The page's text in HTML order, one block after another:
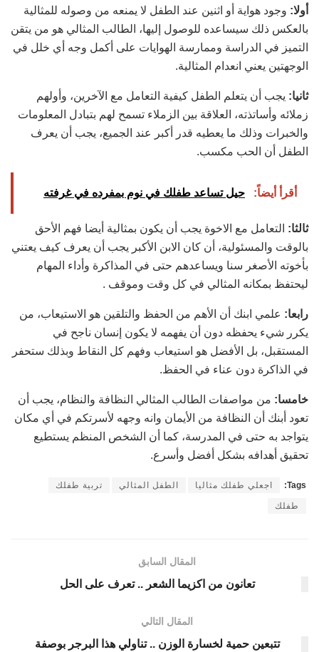
أولا: وجود هواية أو اثنين عند الطفل لا يمنعه من وصوله للمثالية
بالعكس ذلك سيساعده للوصول إليها، الطالب المثالي هو من يتقن
التميز في الدراسة وممارسة الهوايات على أكمل وجه أي خلل في
الوجهتين يعني انعدام المثالية.
ثانيا: يجب أن يتعلم الطفل كيفية التعامل مع الآخرين، وأولهم
زملائه وأساتذته، العلاقة بين الزملاء تسمح لهم بتبادل المعلومات
والخبرات وذلك ما يعطيه قدر أكبر عند الجميع، يجب أن يعرف
الطفل أن الحب مكسب.
أقرأ أيضاً: حيل تساعد طفلك في نوم بمفرده في غرفته
ثالثا: التعامل مع الاخوة يجب أن يكون بمثالية أيضا فهم الأحق
بالوقت والمسئولية، أن كان الابن الأكبر يجب أن يعرف كيف يعتني
بأخوته الأصغر سنا ويساعدهم حتى في المذاكرة وأداء المهام
ليحتفظ بمكانه المثالي في كل وقت وموقف .
رابعا: علمي ابنك أن الأهم من الحفظ والتلقين هو الاستيعاب، من
يكرر شيء يحفظه دون أن يفهمه لا يكون إنسان ناجح في
المستقبل، بل الأفضل هو استيعاب وفهم كل النقاط وبذلك ستحفر
في الذاكرة دون عناء في الحفظ.
خامسا: من مواصفات الطالب المثالي النظافة والنظام، يجب أن
تعود أبنك أن النظافة من الأيمان وانه وجهه لأسرتكم في أي مكان
يتواجد به حتى في المدرسة، كما أن الشخص المنظم يستطيع
تحقيق أهدافه بشكل أفضل وأسرع.
Tags: اجعلي طفلك مثاليا الطفل المثالي تربية طفلك
طفلك
المقال السابق
تعانون من اكزيما الشعر .. تعرف على الحل
المقال التالي
تتبعين حمية لخسارة الوزن .. تناولي هذا البرجر بوصفة